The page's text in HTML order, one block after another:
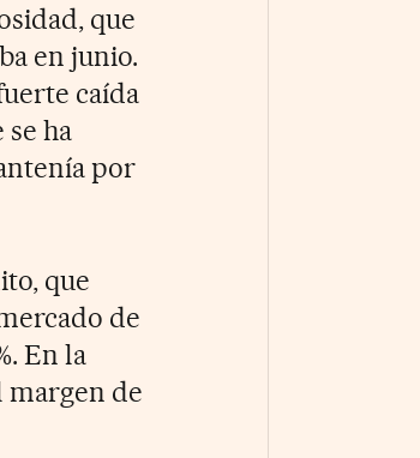
que
en junio.
caída
ha
por
que
de
En la
margen de